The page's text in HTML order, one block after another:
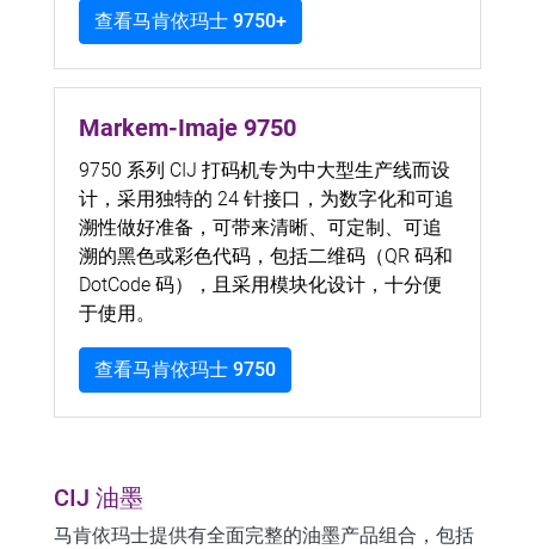
查看马肯依玛士 9750+
Markem-Imaje 9750
9750 系列 CIJ 打码机专为中大型生产线而设
计，采用独特的 24 针接口，为数字化和可追
溯性做好准备，可带来清晰、可定制、可追
溯的黑色或彩色代码，包括二维码（QR 码和
DotCode 码），且采用模块化设计，十分便
于使用。
查看马肯依玛士 9750
CIJ 油墨
马肯依玛士提供有全面完整的油墨产品组合，包括